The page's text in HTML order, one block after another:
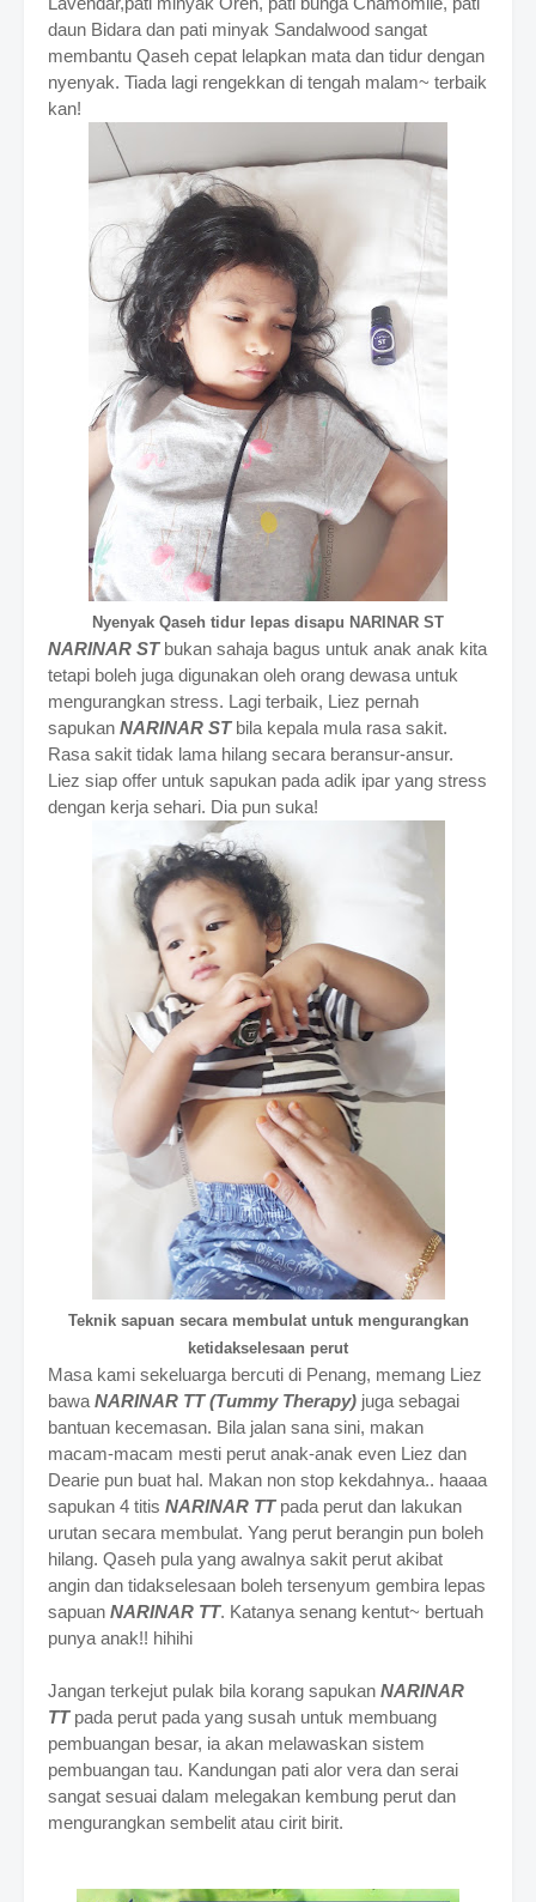
daun Bidara dan pati minyak Sandalwood sangat
membantu Qaseh cepat lelapkan mata dan tidur dengan
nyenyak. Tiada lagi rengekkan di tengah malam~ terbaik
kan!
Nyenyak Qaseh tidur lepas disapu NARINAR ST
NARINAR ST bukan sahaja bagus untuk anak anak kita
tetapi boleh juga digunakan oleh orang dewasa untuk
mengurangkan stress. Lagi terbaik, Liez pernah
sapukan NARINAR ST bila kepala mula rasa sakit.
Rasa sakit tidak lama hilang secara beransur-ansur.
Liez siap offer untuk sapukan pada adik ipar yang stress
dengan kerja sehari. Dia pun suka!
Teknik sapuan secara membulat untuk mengurangkan
ketidakselesaan perut
Masa kami sekeluarga bercuti di Penang, memang Liez
bawa NARINAR TT (Tummy Therapy) juga sebagai
bantuan kecemasan. Bila jalan sana sini, makan
macam-macam mesti perut anak-anak even Liez dan
Dearie pun buat hal. Makan non stop kekdahnya.. haaaa
sapukan 4 titis NARINAR TTpada perut dan lakukan
urutan secara membulat. Yang perut berangin pun boleh
hilang. Qaseh pula yang awalnya sakit perut akibat
angin dan tidakselesaan boleh tersenyum gembira lepas
sapuan NARINAR TT. Katanya senang kentut~ bertuah
punya anak!! hihihi
Jangan terkejut pulak bila korang sapukan NARINAR
TTpada perut pada yang susah untuk membuang
pembuangan besar, ia akan melawaskan sistem
pembuangan tau. Kandungan pati alor vera dan serai
sangat sesuai dalam melegakan kembung perut dan
mengurangkan sembelit atau cirit birit.